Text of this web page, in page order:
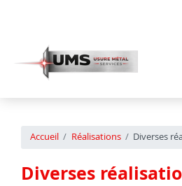
Accueil Réalisations Diverses
Diverses